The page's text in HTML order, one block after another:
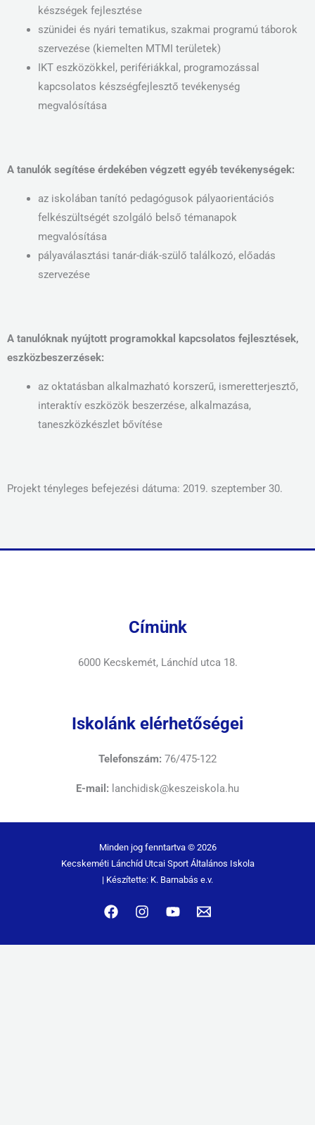
készségek fejlesztése
szünidei és nyári tematikus, szakmai programú táborok
szervezése (kiemelten MTMI területek)
IKT eszközökkel, perifériákkal, programozással
kapcsolatos készségfejlesztő tevékenység
megvalósítása
A tanulók segítése érdekében végzett egyéb tevékenységek:
az iskolában tanító pedagógusok pályaorientációs
felkészültségét szolgáló belső témanapok
megvalósítása
pályaválasztási tanár-diák-szülő találkozó, előadás
szervezése
A tanulóknak nyújtott programokkal kapcsolatos fejlesztések,
eszközbeszerzések:
az oktatásban alkalmazható korszerű, ismeretterjesztő,
interaktív eszközök beszerzése, alkalmazása,
taneszközkészlet bővítése
Projekt tényleges befejezési dátuma: 2019. szeptember 30.
Címünk
6000 Kecskemét, Lánchíd utca 18.
Iskolánk elérhetőségei
Telefonszám: 76/475-122
E-mail: lanchidisk@keszeiskola.hu
Minden jog fenntartva © 2026
Kecskeméti Lánchíd Utcai Sport Általános Iskola
| Készítette: K. Barnabás e.v.